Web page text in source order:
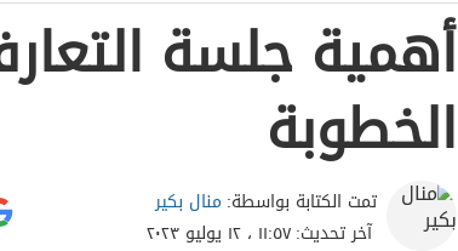
أهمية جلسة
الخطوبة
تمت الكتابة بواسطة: منال بكير
آخر تحديث:١١:٥٧ ، ١٢ يوليو ٢٠٢٣